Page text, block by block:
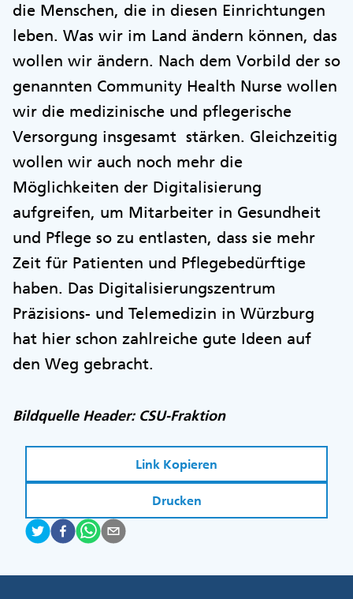
die Menschen, die in diesen Einrichtungen
leben. Was wir im Land ändern können, das
wollen wir ändern. Nach dem Vorbild der so
genannten Community Health Nurse wollen
wir die medizinische und pflegerische
Versorgung insgesamt stärken. Gleichzeitig
wollen wir auch noch mehr die
Möglichkeiten der Digitalisierung
aufgreifen, um Mitarbeiter in Gesundheit
und Pflege so zu entlasten, dass sie mehr
Zeit für Patienten und Pflegebedürftige
haben. Das Digitalisierungszentrum
Präzisions- und Telemedizin in Würzburg
hat hier schon zahlreiche gute Ideen auf
den Weg gebracht.
Bildquelle Header: CSU-Fraktion
Link Kopieren
Drucken